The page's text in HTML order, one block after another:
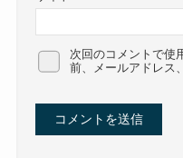
次回のコメントで使
前、メールアドレス